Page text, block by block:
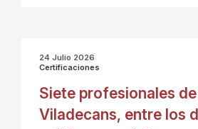
24 Julio 2026
Certificaciones
Siete profesionales
Viladecans, entre los